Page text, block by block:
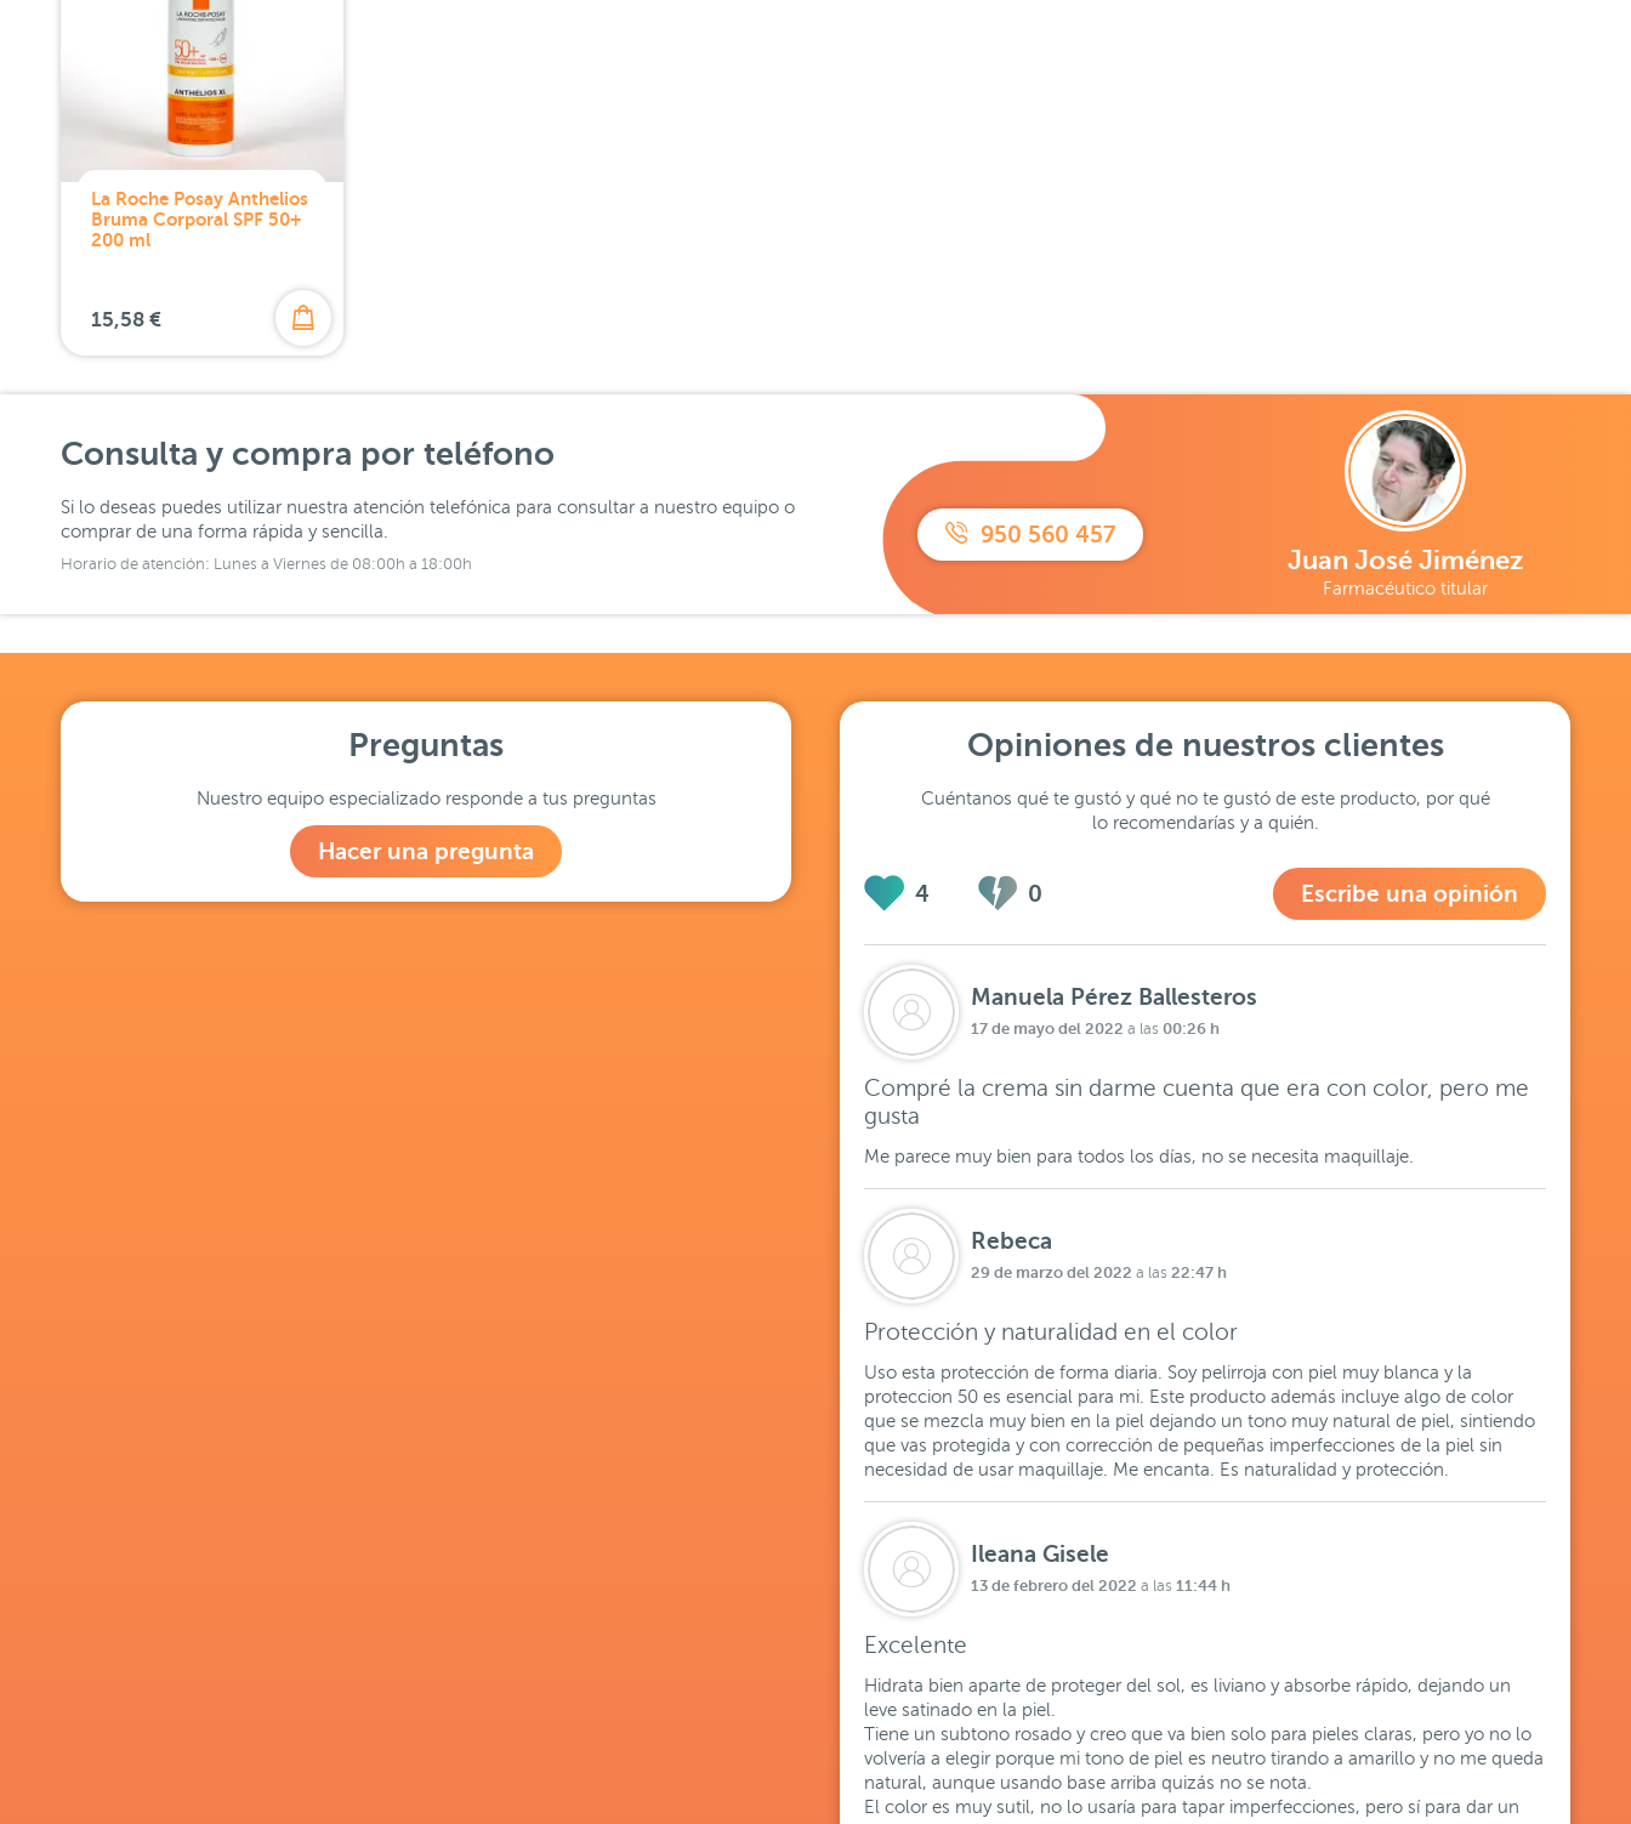
La Roche Posay Anthelios
Bruma Corporal SPF 50+
200 ml
15,58 €
Consulta y compra por teléfono
Si lo deseas puedes utilizar nuestra atención telefónica para consultar a nuestro equipo o
comprar de una forma rápida y sencilla.
Horario de atención: Lunes a Viernes de 08:00h a 18:00h
950 560 457
Juan José Jiménez
Farmacéutico titular
Preguntas
Nuestro equipo especializado responde a tus preguntas
Hacer una pregunta
Opiniones de nuestros clientes
Cuéntanos qué te gustó y qué no te gustó de este producto, por qué
lo recomendarías y a quién.
4 0 Escribe una opinión
Manuela Pérez Ballesteros
17 de mayo del 2022 a las 00:26 h
Compré la crema sin darme cuenta que era con color, pero me
gusta
Me parece muy bien para todos los días, no se necesita maquillaje.
Rebeca
29 de marzo del 2022 a las 22:47 h
Protección y naturalidad en el color
Uso esta protección de forma diaria. Soy pelirroja con piel muy blanca y la
proteccion 50 es esencial para mi. Este producto además incluye algo de color
que se mezcla muy bien en la piel dejando un tono muy natural de piel, sintiendo
que vas protegida y con corrección de pequeñas imperfecciones de la piel sin
necesidad de usar maquillaje. Me encanta. Es naturalidad y protección.
Ileana Gisele
13 de febrero del 2022 a las 11:44 h
Excelente
Hidrata bien aparte de proteger del sol, es liviano y absorbe rápido, dejando un
leve satinado en la piel.
Tiene un subtono rosado y creo que va bien solo para pieles claras, pero yo no lo
volvería a elegir porque mi tono de piel es neutro tirando a amarillo y no me queda
natural, aunque usando base arriba quizás no se nota.
El color es muy sutil, no lo usaría para tapar imperfecciones, pero sí para dar un